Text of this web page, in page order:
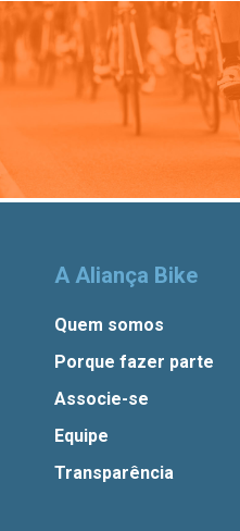
A Aliança Bike
Quem somos
Porque fazer parte
Associe-se
Equipe
Transparência